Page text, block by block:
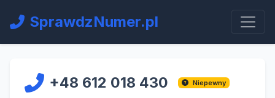
SprawdzNumer.pl
+48 612 018 430 Niepewny